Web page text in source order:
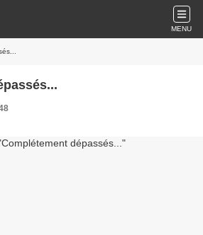
MENU